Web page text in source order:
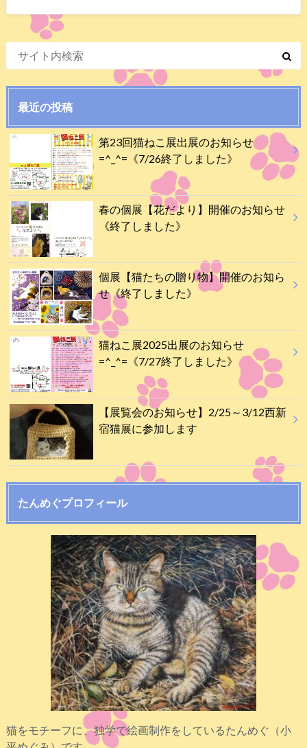
最近の投稿
第23回猫ねこ展出展のお知らせ
=^_^=《7/26終了しました》
春の個展【花だより】開催のお知らせ
《終了しました》
個展【猫たちの贈り物】開催のお知ら
せ《終了しました》
猫ねこ展2025出展のお知らせ
=^_^=《7/27終了しました》
【展覧会のお知らせ】2/25～3/12西新
宿猫展に参加します
たんめぐプロフィール
猫をモチーフに、独学で絵画制作をしているたんめぐ（小